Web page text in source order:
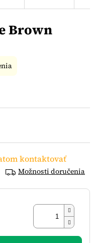
Brown
kontaktovať
Možnosti doručenia